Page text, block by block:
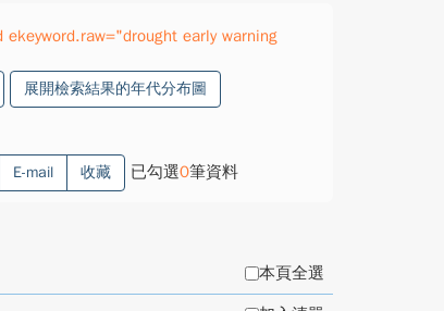
early warning
展開檢索結果的年代分布圖
E-mail 收藏 已勾選0筆資料
本頁全選